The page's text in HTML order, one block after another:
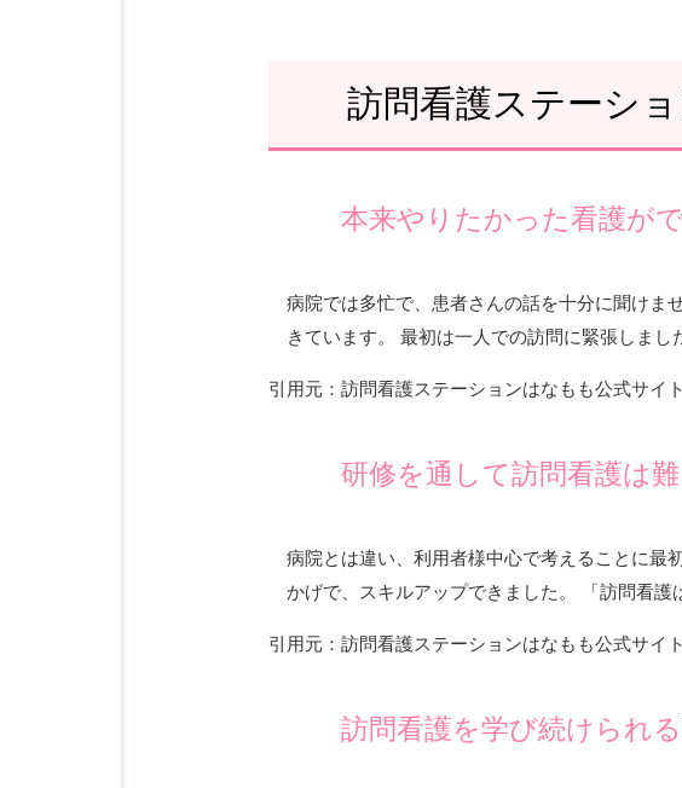
訪問看護ステーシ
本来やりたかった看護が
病院では多忙で、患者さんの話を十分に聞けま
きています。 最初は一人での訪問に緊張しま
引用元：訪問看護ステーションはなもも公式サイ
研修を通して訪問看護は
病院とは違い、利用者様中心で考えることに最
かげで、スキルアップできました。 「訪問看護
引用元：訪問看護ステーションはなもも公式サイ
訪問看護を学び続けられ